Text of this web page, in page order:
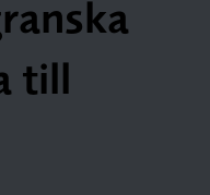
till